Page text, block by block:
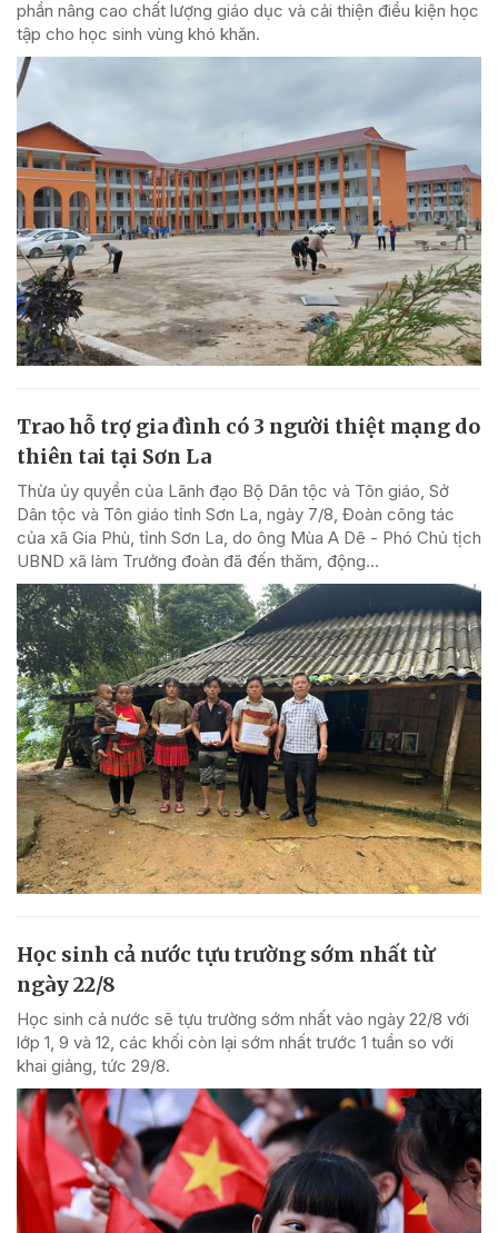
phần nâng cao chất lượng giáo dục và cải thiện điều kiện học
tập cho học sinh vùng khó khăn.
Trao hỗ trợ gia đình có 3 người thiệt mạng do
thiên tai tại Sơn La
Thừa ủy quyền của Lãnh đạo Bộ Dân tộc và Tôn giáo, Sở
Dân tộc và Tôn giáo tỉnh Sơn La, ngày 7/8, Đoàn công tác
của xã Gia Phù, tỉnh Sơn La, do ông Mùa A Dê - Phó Chủ tịch
UBND xã làm Trưởng đoàn đã đến thăm, động...
Học sinh cả nước tựu trường sớm nhất từ
ngày 22/8
Học sinh cả nước sẽ tựu trường sớm nhất vào ngày 22/8 với
lớp 1, 9 và 12, các khối còn lại sớm nhất trước 1 tuần so với
khai giảng, tức 29/8.